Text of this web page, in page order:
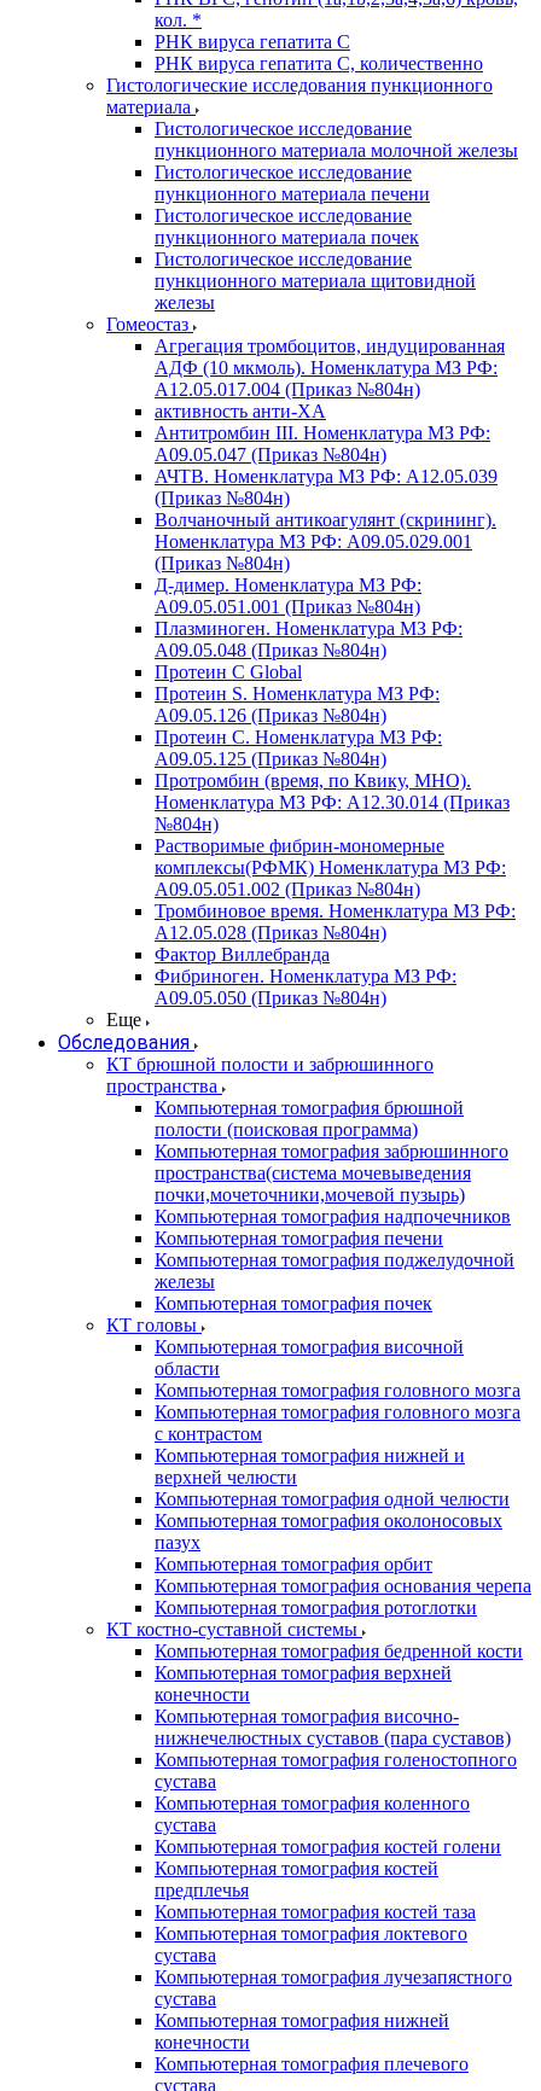
кол. *
РНК вируса гепатита C
РНК вируса гепатита C, количественно
Гистологические исследования пункционного
материала
Гистологическое исследование
пункционного материала молочной железы
Гистологическое исследование
пункционного материала печени
Гистологическое исследование
пункционного материала почек
Гистологическое исследование
пункционного материала щитовидной
железы
Гомеостаз
Агрегация тромбоцитов, индуцированная
АДФ (10 мкмоль). Номенклатура МЗ РФ:
A12.05.017.004 (Приказ №804н)
активность анти-ХА
Антитромбин III. Номенклатура МЗ РФ:
A09.05.047 (Приказ №804н)
АЧТВ. Номенклатура МЗ РФ: A12.05.039
(Приказ №804н)
Волчаночный антикоагулянт (скрининг).
Номенклатура МЗ РФ: A09.05.029.001
(Приказ №804н)
Д-димер. Номенклатура МЗ РФ:
A09.05.051.001 (Приказ №804н)
Плазминоген. Номенклатура МЗ РФ:
A09.05.048 (Приказ №804н)
Протеин C Global
Протеин S. Номенклатура МЗ РФ:
A09.05.126 (Приказ №804н)
Протеин С. Номенклатура МЗ РФ:
A09.05.125 (Приказ №804н)
Протромбин (время, по Квику, МНО).
Номенклатура МЗ РФ: A12.30.014 (Приказ
№804н)
Растворимые фибрин-мономерные
комплексы(РФМК) Номенклатура МЗ РФ:
A09.05.051.002 (Приказ №804н)
Тромбиновое время. Номенклатура МЗ РФ:
A12.05.028 (Приказ №804н)
Фактор Виллебранда
Фибриноген. Номенклатура МЗ РФ:
A09.05.050 (Приказ №804н)
Еще
Обследования
КТ брюшной полости и забрюшинного
пространства
Компьютерная томография брюшной
полости (поисковая программа)
Компьютерная томография забрюшинного
пространства(система мочевыведения
почки,мочеточники,мочевой пузырь)
Компьютерная томография надпочечников
Компьютерная томография печени
Компьютерная томография поджелудочной
железы
Компьютерная томография почек
КТ головы
Компьютерная томография височной
области
Компьютерная томография головного мозга
Компьютерная томография головного мозга
с контрастом
Компьютерная томография нижней и
верхней челюсти
Компьютерная томография одной челюсти
Компьютерная томография околоносовых
пазух
Компьютерная томография орбит
Компьютерная томография основания черепа
Компьютерная томография ротоглотки
КТ костно-суставной системы
Компьютерная томография бедренной кости
Компьютерная томография верхней
конечности
Компьютерная томография височно-
нижнечелюстных суставов (пара суставов)
Компьютерная томография голеностопного
сустава
Компьютерная томография коленного
сустава
Компьютерная томография костей голени
Компьютерная томография костей
предплечья
Компьютерная томография костей таза
Компьютерная томография локтевого
сустава
Компьютерная томография лучезапястного
сустава
Компьютерная томография нижней
конечности
Компьютерная томография плечевого
сустава